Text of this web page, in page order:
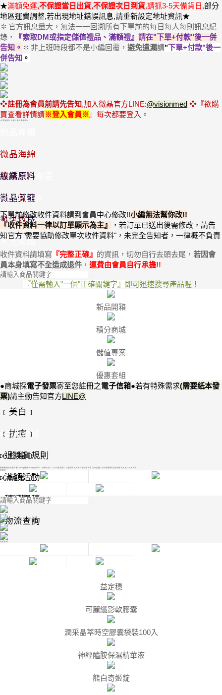
★滿額免運,不保證當日出貨,不保證次日到貨,請抓3-5天備貨日,部分
地區運費調整,若出現地址錯誤訊息,請重新設定地址資訊★
✽ 官方訊息量大，無法一一回溯所有下單前的每日每人每則訊息紀
錄，
『索取DM或指定儲值禮品、滿額禮』 請在"下單+付款"後一併
告知 。 ✽ 非上班時段都不是小編回覆， 避免遺漏請"下單+付款"後一
併告知 。
❖註冊為會員前請先告知,加入微晶官方LINE:@visionmed ❖『欲購
買查看詳情請※登入會員※ 』 每次都要登入 。
◖訂單逾期三日未付款自動關閉◗
優惠套組
半價出清專區
微晶海綿
專業原料
微晶美容
微晶百貨
紋綉原料
微晶保健
益生生技
RESPERA
DR.L-3
水光童顏
防疫產品
下單前修改收件資料請到會員中心修改!!小編無法幫你改!!
『收件資料一律以訂單顯示為主』
， 若訂單已送出後需修改，請告
知官方"需要協助修改單次收件資料" ，未完全告知者，一律概不負責
收件資料請填寫 『完整正確』 的資訊，切勿自行去頭去尾， 若因會
員本身填寫不全造成退件 ， 運費由會員自行承擔!!
『僅需輸入"一個"正確關鍵字』 即可迅速搜尋產品喔！
新品開箱
積分商城
儲值專案
優惠套組
●商城採電子發票寄至您註冊之電子信箱●若有特殊需求(需要紙本發
票)請主動告知官方LINE@
﹝美白﹞
﹝抗痘﹞
﹝修復﹞
﹝抗敏﹞
﹝面膜﹞
▸流程須知
▸如何付款
▸交易密碼
▸儲值專案
▹退換貨規則
▹滿額活動
▹積分累積
▹物流查詢
匯款後通知微晶生醫LINE@匯款末五碼及姓名，安排出貨。三日內未提供，該款項充公不另行通知不出貨,訂單超過三日自動關閉,請自行補下單,無訂單不出貨
新鮮貨
熱銷推薦
益定穩
可麗纖影軟膠囊
潤采晶萃時空膠囊袋裝100入
神經醯胺保濕精華液
熊白奇姬錠